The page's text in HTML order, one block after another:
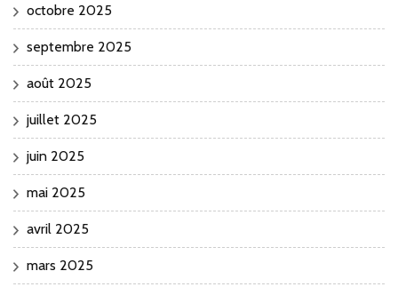
octobre 2025
septembre 2025
août 2025
juillet 2025
juin 2025
mai 2025
avril 2025
mars 2025